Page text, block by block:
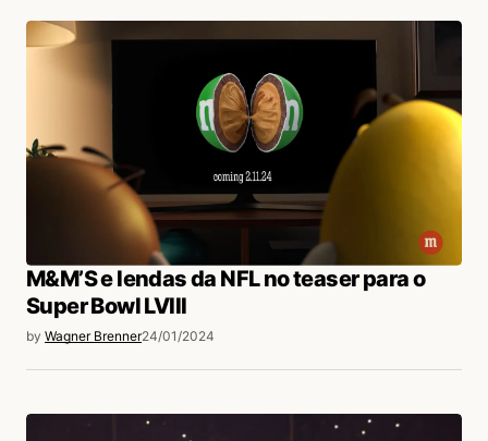
M&M’S e lendas da NFL no teaser para o
Super Bowl LVIII
by Wagner Brenner24/01/2024